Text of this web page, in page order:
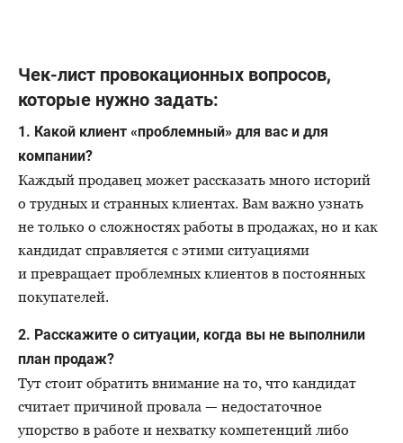
Чек-лист провокационных вопросов,
которые нужно задать:
1. Какой клиент «проблемный» для вас и для
компании?
Каждый продавец может рассказать много историй
о трудных и странных клиентах. Вам важно узнать
не только о сложностях работы в продажах, но и как
кандидат справляется с этими ситуациями
и превращает проблемных клиентов в постоянных
покупателей.
2. Расскажите о ситуации, когда вы не выполнили
план продаж?
Тут стоит обратить внимание на то, что кандидат
считает причиной провала — недостаточное
упорство в работе и нехватку компетенций либо